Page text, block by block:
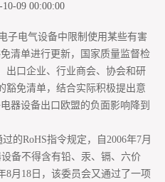
09 00:00:00
电气设备中限制使用某些有害
清单进行更新，国家质量监督检
出口企业、行业商会、协会和研
豁免清单，结合实际积极提出意
器设备出口欧盟的负面影响降到
的RoHS指令规定，自2006年7月
备不得含有铅、汞、镉、六价
8月18日，该委员会又通过了一项